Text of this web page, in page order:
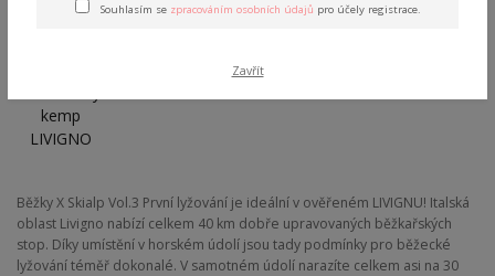
Běžky X Skialp Vol.3 První lyžování je ideální v ověřeném LIVIGNU! Italská
oblast Livigno nabízí celkem 40 km dobře upravovaných běžkařských
stop. Díky umístění v horském údolí jsou tady podmínky pro běžecké
lyžování téměř dokonalé. V samotném údolí narazíte celkem asi na 30
Souhlasím se zpracováním osobních údajů pro účely registrace.
Zavřít